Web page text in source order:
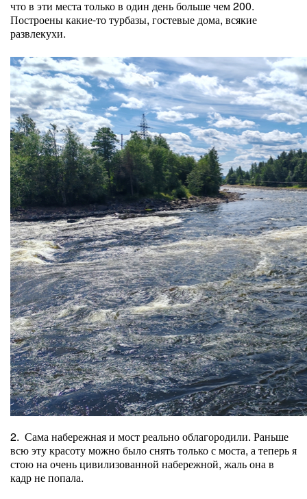
что в эти места только в один день больше чем 200.
Построены какие-то турбазы, гостевые дома, всякие
развлекухи.
2. Сама набережная и мост реально облагородили. Раньше
всю эту красоту можно было снять только с моста, а теперь я
стою на очень цивилизованной набережной, жаль она в
кадр не попала.